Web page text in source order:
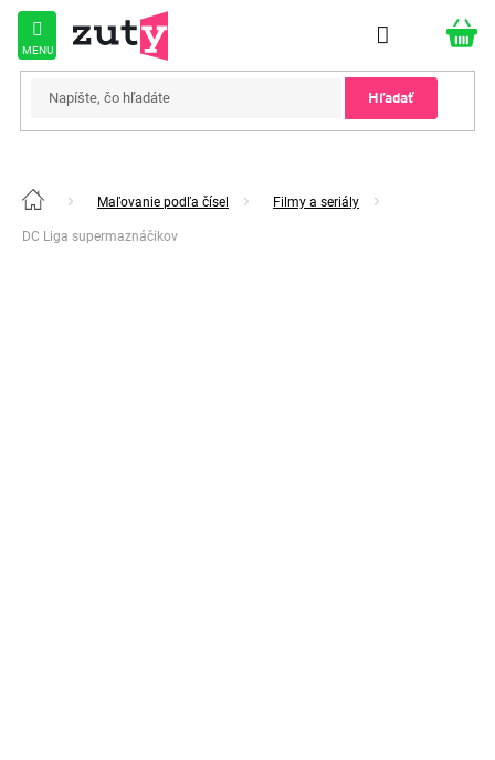
Prejsť
obsah
Hľadať
Domov Maľovanie podľa čísel Filmy a seriály
DC Liga supermaznáčikov